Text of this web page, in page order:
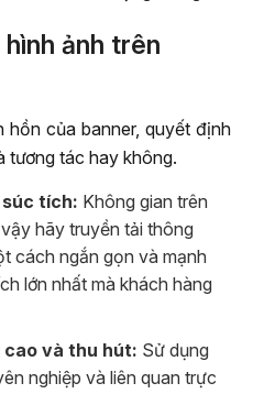
ảnh trên
hồn của banner, quyết định
tương tác hay không.
tích: Không gian trên
hãy truyền tải thông
cách ngắn gọn và mạnh
lớn nhất mà khách hàng
cao và thu hút: Sử dụng
nghiệp và liên quan trực